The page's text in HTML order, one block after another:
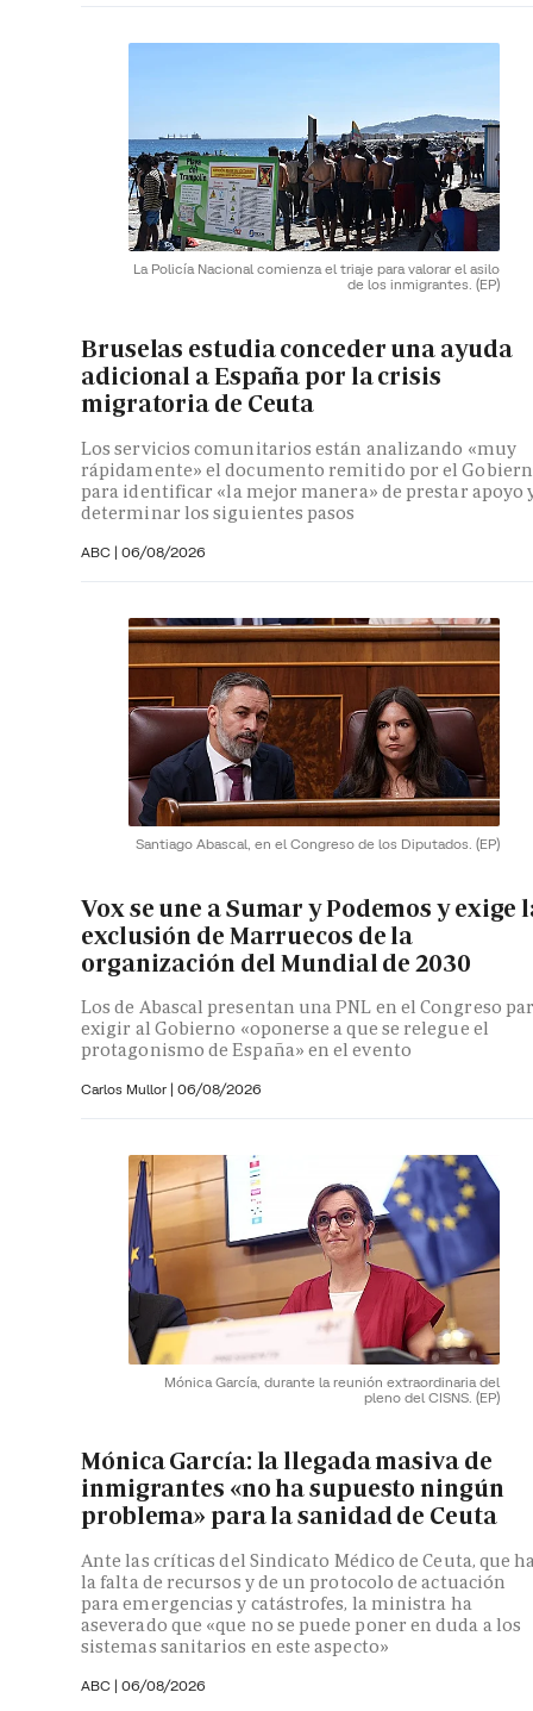
La Policía Nacional comienza el triaje para valorar el asilo
de los inmigrantes. (EP)
Bruselas estudia conceder una ayuda
adicional a España por la crisis
migratoria de Ceuta
Los servicios comunitarios están analizando «muy
rápidamente» el documento remitido por el
para identificar «la mejor manera» de prestar apoyo
determinar los siguientes pasos
ABC | 06/08/2026
Santiago Abascal, en el Congreso de los Diputados. (EP)
Vox se une a Sumar y Podemos y exige
exclusión de Marruecos de la
organización del Mundial de 2030
Los de Abascal presentan una PNL en el Congreso
exigir al Gobierno «oponerse a que se relegue el
protagonismo de España» en el evento
Carlos Mullor | 06/08/2026
Mónica García, durante la reunión extraordinaria del
pleno del CISNS. (EP)
Mónica García: la llegada masiva de
inmigrantes «no ha supuesto ningún
problema» para la sanidad de Ceuta
Ante las críticas del Sindicato Médico de Ceuta, que
la falta de recursos y de un protocolo de actuación
para emergencias y catástrofes, la ministra ha
aseverado que «que no se puede poner en duda a los
sistemas sanitarios en este aspecto»
ABC | 06/08/2026